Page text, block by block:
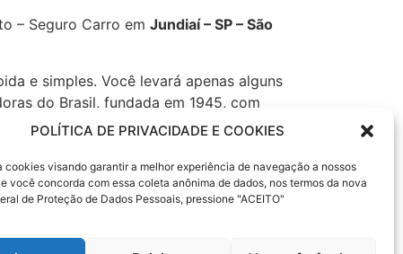
POLÍTICA DE PRIVACIDADE E COOKIES
cookies visando garantir a melhor experiência de navegação a nossos
você concorda com essa coleta anônima de dados, nos termos da nova
de Proteção de Dados Pessoais, pressione "ACEITO"
– Seguro Carro em Jundiaí – SP – São
e simples. Você levará apenas alguns
do Brasil, fundada em 1945, com
Empresarial, fiança locatícia, Patrimonial,
Capitalização e Cartão de